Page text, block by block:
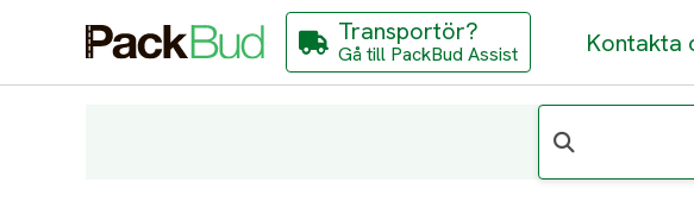
Transportör?
Gå till PackBud Assist Kontakta